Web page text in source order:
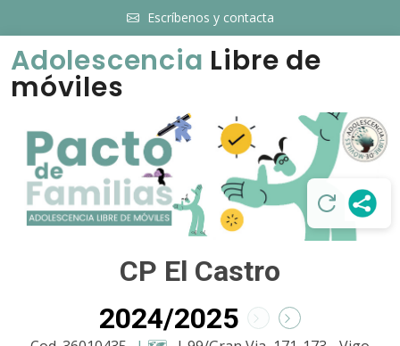
Escríbenos y contacta
Adolescencia Libre de
móviles
CP El Castro
2024/2025